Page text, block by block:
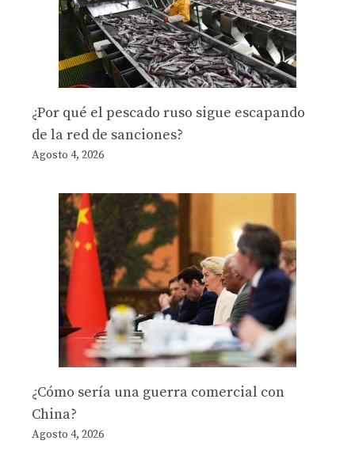
¿Por qué el pescado ruso sigue escapando
de la red de sanciones?
Agosto 4, 2026
¿Cómo sería una guerra comercial con
China?
Agosto 4, 2026